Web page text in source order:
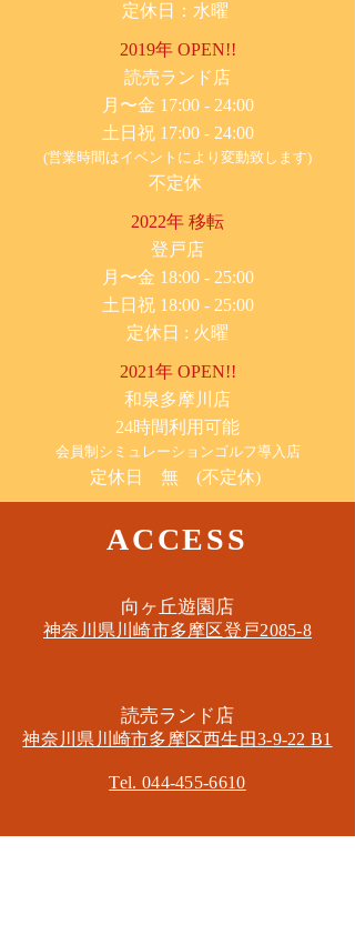
定休日：水曜
2019年 OPEN!!
​読売ランド店
月〜金 17:00 - 24:00
土日祝 17:00 - 24:00
(営業時間はイベントにより変動致します)
不定休
2022年 移転
​登戸店
月〜金 18:00 - 25:00
土日祝 18:00 - 25:00
​定休日 : 火曜
2021年 OPEN!!
​和泉多摩川店
24時間利用可能
​会員制シミュレーションゴルフ導入店
定休日 無 (不定休)
ACCESS
​向ヶ丘遊園店
神奈川県川崎市多摩区​登戸2085-8
​読売ランド店
神奈川県川崎市多摩区​西生田3-9-22 B1
Tel. 044-455-6610